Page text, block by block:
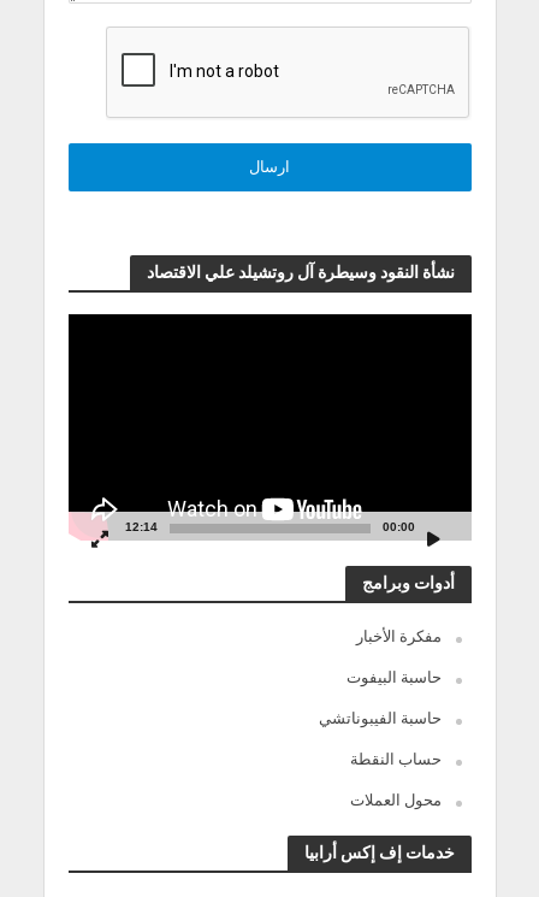
نشأة النقود وسيطرة آل روتشيلد علي الاقتصاد
00:00
12:14
أدوات وبرامج
مفكرة الأخبار
حاسبة البيفوت
حاسبة الفيبوناتشي
حساب النقطة
محول العملات
خدمات إف إكس أرابيا